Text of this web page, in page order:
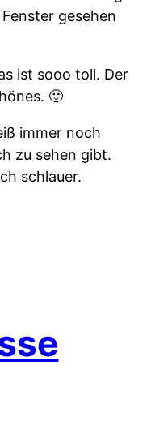
gesehen
ist sooo toll. Der
🙂
immer noch
zu sehen gibt.
schlauer.